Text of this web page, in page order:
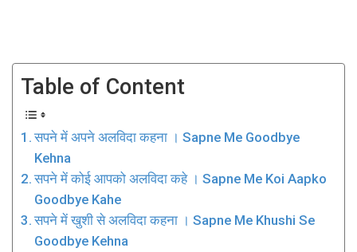
Table of Content
सपने में अपने अलविदा कहना । Sapne Me Goodbye
Kehna
सपने में कोई आपको अलविदा कहे । Sapne Me Koi Aapko
Goodbye Kahe
सपने में खुशी से अलविदा कहना । Sapne Me Khushi Se
Goodbye Kehna